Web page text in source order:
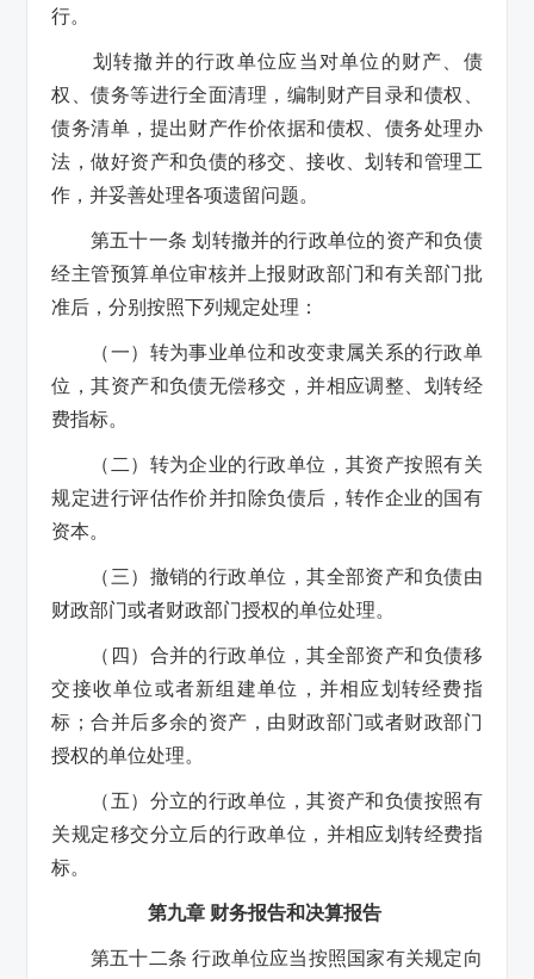
行。
划转撤并的行政单位应当对单位的财产、债
权、债务等进行全面清理，编制财产目录和债权、
债务清单，提出财产作价依据和债权、债务处理办
法，做好资产和负债的移交、接收、划转和管理工
作，并妥善处理各项遗留问题。
第五十一条 划转撤并的行政单位的资产和负债
经主管预算单位审核并上报财政部门和有关部门批
准后，分别按照下列规定处理：
（一）转为事业单位和改变隶属关系的行政单
位，其资产和负债无偿移交，并相应调整、划转经
费指标。
（二）转为企业的行政单位，其资产按照有关
规定进行评估作价并扣除负债后，转作企业的国有
资本。
（三）撤销的行政单位，其全部资产和负债由
财政部门或者财政部门授权的单位处理。
（四）合并的行政单位，其全部资产和负债移
交接收单位或者新组建单位，并相应划转经费指
标；合并后多余的资产，由财政部门或者财政部门
授权的单位处理。
（五）分立的行政单位，其资产和负债按照有
关规定移交分立后的行政单位，并相应划转经费指
标。
第九章 财务报告和决算报告
第五十二条 行政单位应当按照国家有关规定向